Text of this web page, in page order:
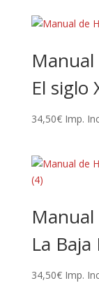
El siglo
34,50€ Imp.
La
34,50€ Imp.